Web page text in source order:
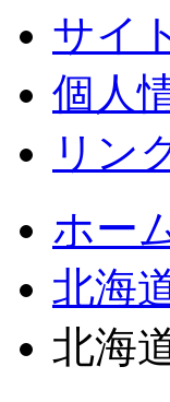
サイ
個人
リン
ホー
北海
北海